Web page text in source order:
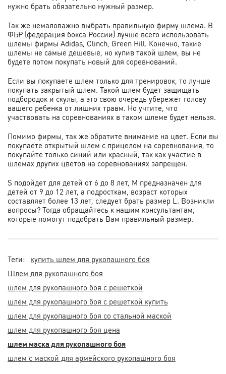
нужно брать обязательно нужный размер.
Так же немаловажно выбрать правильную фирму шлема. В
ФБР (федерация бокса России) лучше всего использовать
шлемы фирмы Adidas, Clinch, Green Hill. Конечно, такие
шлемы не самые дешевые, но купив такой шлем, вы не
будете потом покупать новый для соревнований.
Если вы покупаете шлем только для тренировок, то лучше
покупать закрытый шлем. Такой шлем будет защищать
подбородок и скулы, а это свою очередь убережет голову
вашего ребенка от лишних травм. Но учтите, что
участвовать на соревнованиях в таком шлеме будет нельзя.
Помимо фирмы, так же обратите внимание на цвет. Если вы
покупаете открытый шлем с прицелом на соревнования, то
покупайте только синий или красный, так как участие в
шлемах других цветов на соревнованиях запрещен.
S подойдет для детей от 6 до 8 лет, M предназначен для
детей от 9 до 12 лет, а подросткам, возраст которых
составляет более 13 лет, следует брать размер L. Возникли
вопросы? Тогда обращайтесь к нашим консультантам,
которые помогут подобрать Вам правильный размер.
Теги:
купить шлем для рукопашного боя
Шлем для рукопашного боя
шлем для рукопашного боя с решеткой
шлем для рукопашного боя с решеткой купить
шлем для рукопашного боя со стальной маской
шлем для рукопашного боя цена
шлем маска для рукопашного боя
шлем с маской для армейского рукопашного боя